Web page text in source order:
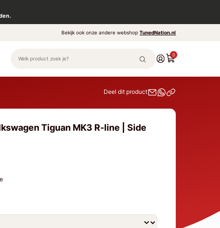
Bekijk ook onze andere webshopTunedNation.nl
0
Deel dit product
Tiguan MK3 R-line | Side